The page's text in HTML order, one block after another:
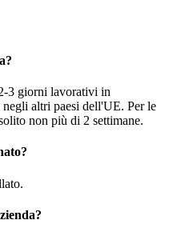
3 giorni lavorativi in
altri paesi dell'UE. Per le
non più di 2 settimane.